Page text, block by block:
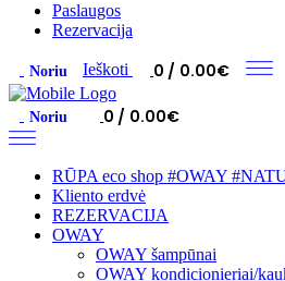
Paslaugos
Rezervacija
Noriu Ieškoti 0 0.00€
Noriu 0 0.00€
RŪPA eco shop #OWAY
Kliento erdvė
REZERVACIJA
OWAY
OWAY šampūnai
OWAY kondicionieriai/